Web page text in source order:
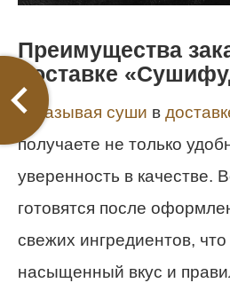
Преимущества
доставке
Заказывая суши в
получаете не только
уверенность в качестве.
готовятся после
свежих ингредиентов, что
насыщенный вкус и